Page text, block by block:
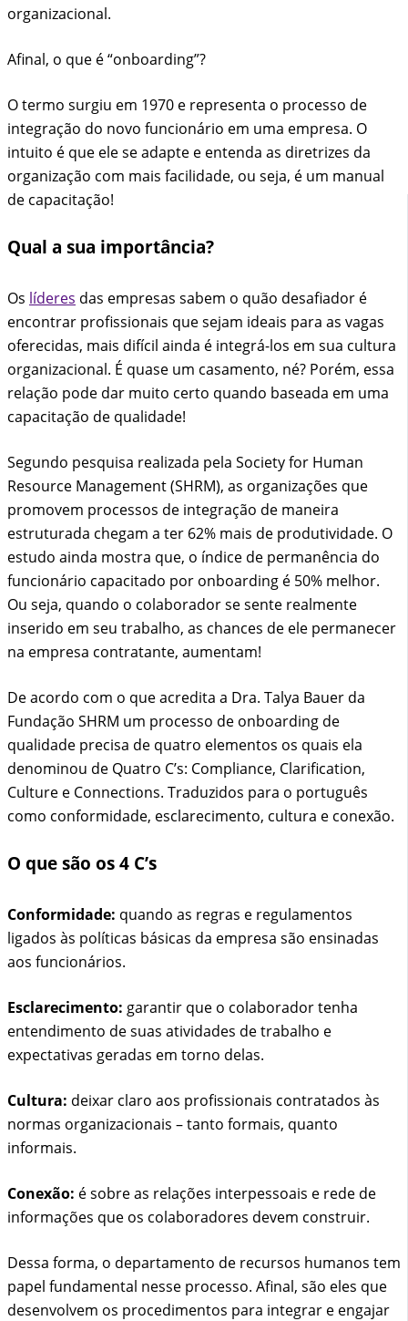
organizacional.
Afinal, o que é “onboarding”?
O termo surgiu em 1970 e representa o processo de
integração do novo funcionário em uma empresa. O
intuito é que ele se adapte e entenda as diretrizes da
organização com mais facilidade, ou seja, é um manual
de capacitação!
Qual a sua importância?
Os líderes das empresas sabem o quão desafiador é
encontrar profissionais que sejam ideais para as vagas
oferecidas, mais difícil ainda é integrá-los em sua cultura
organizacional. É quase um casamento, né? Porém, essa
relação pode dar muito certo quando baseada em uma
capacitação de qualidade!
Segundo pesquisa realizada pela Society for Human
Resource Management (SHRM), as organizações que
promovem processos de integração de maneira
estruturada chegam a ter 62% mais de produtividade. O
estudo ainda mostra que, o índice de permanência do
funcionário capacitado por onboarding é 50% melhor.
Ou seja, quando o colaborador se sente realmente
inserido em seu trabalho, as chances de ele permanecer
na empresa contratante, aumentam!
De acordo com o que acredita a Dra. Talya Bauer da
Fundação SHRM um processo de onboarding de
qualidade precisa de quatro elementos os quais ela
denominou de Quatro C’s: Compliance, Clarification,
Culture e Connections. Traduzidos para o português
como conformidade, esclarecimento, cultura e conexão.
O que são os 4 C’s
Conformidade: quando as regras e regulamentos
ligados às políticas básicas da empresa são ensinadas
aos funcionários.
Esclarecimento: garantir que o colaborador tenha
entendimento de suas atividades de trabalho e
expectativas geradas em torno delas.
Cultura: deixar claro aos profissionais contratados às
normas organizacionais – tanto formais, quanto
informais.
Conexão: é sobre as relações interpessoais e rede de
informações que os colaboradores devem construir.
Dessa forma, o departamento de recursos humanos tem
papel fundamental nesse processo. Afinal, são eles que
desenvolvem os procedimentos para integrar e engajar